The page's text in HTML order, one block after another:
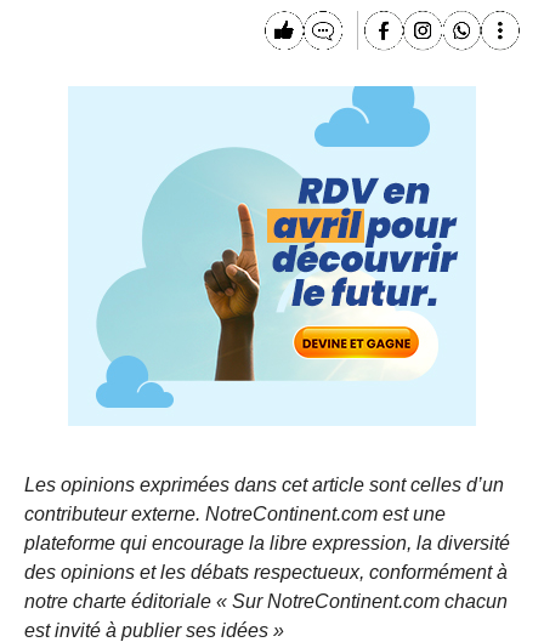
Les opinions exprimées dans cet article sont celles d’un
contributeur externe. NotreContinent.com est une
plateforme qui encourage la libre expression, la diversité
des opinions et les débats respectueux, conformément à
notre charte éditoriale « Sur NotreContinent.com chacun
est invité à publier ses idées »